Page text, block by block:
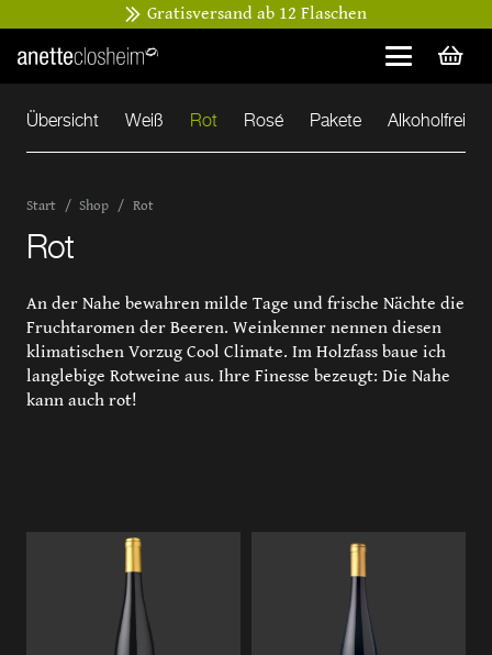
Gratisversand ab 12 Flaschen
Übersicht Weiß Rot Rosé Pakete Alkoholfrei
Start / Shop / Rot
Rot
An der Nahe bewahren milde Tage und frische Nächte die
Fruchtaromen der Beeren. Weinkenner nennen diesen
klimatischen Vorzug Cool Climate. Im Holzfass baue ich
langlebige Rotweine aus. Ihre Finesse bezeugt: Die Nahe
kann auch rot!